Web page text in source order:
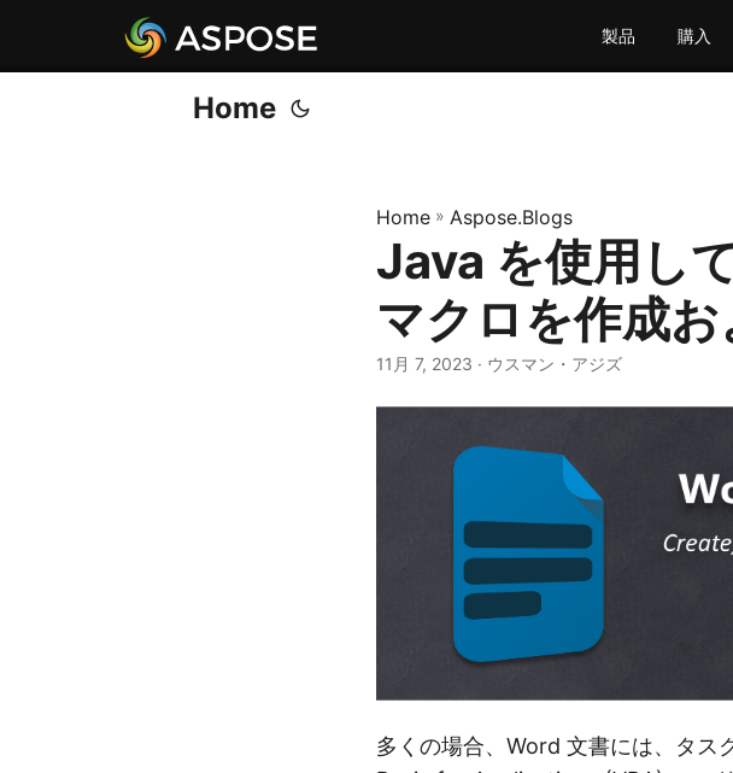
製品 購入
Home
Home » Aspose.Blogs
Java を使用し
マクロを作成
11月 7, 2023 · ウスマン・アジズ
多くの場合、Word 文書には、タス